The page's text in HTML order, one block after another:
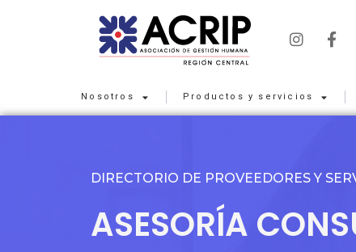
Nosotros Productos y servicios
DIRECTORIO DE PROVEEDORES Y
ASESORÍA